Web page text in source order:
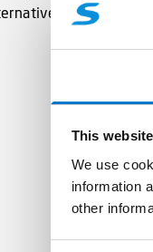
This
We use
information
other
appropriées